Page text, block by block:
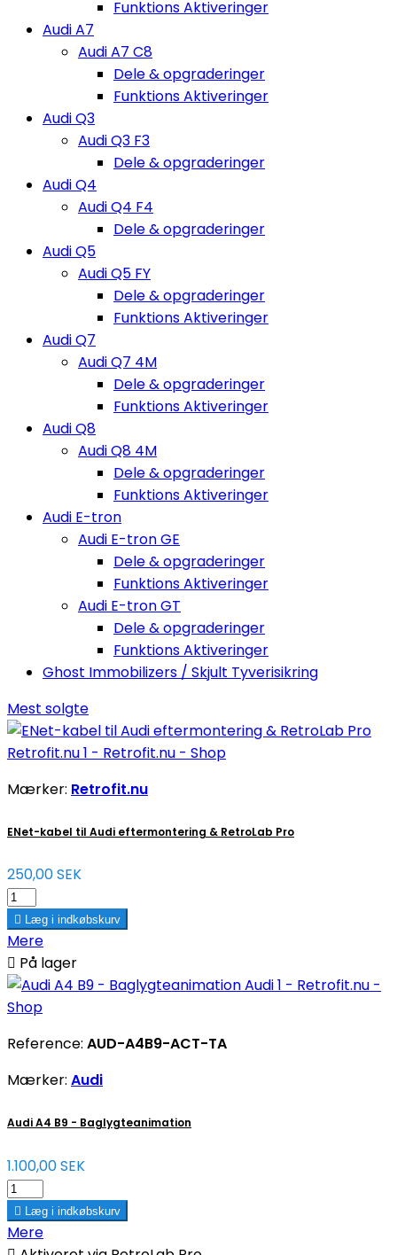
Funktions Aktiveringer
Audi A7
Audi A7 C8
Dele & opgraderinger
Funktions Aktiveringer
Audi Q3
Audi Q3 F3
Dele & opgraderinger
Audi Q4
Audi Q4 F4
Dele & opgraderinger
Audi Q5
Audi Q5 FY
Dele & opgraderinger
Funktions Aktiveringer
Audi Q7
Audi Q7 4M
Dele & opgraderinger
Funktions Aktiveringer
Audi Q8
Audi Q8 4M
Dele & opgraderinger
Funktions Aktiveringer
Audi E-tron
Audi E-tron GE
Dele & opgraderinger
Funktions Aktiveringer
Audi E-tron GT
Dele & opgraderinger
Funktions Aktiveringer
Ghost Immobilizers / Skjult Tyverisikring
Mest solgte
Mærker: Retrofit.nu
ENet-kabel til Audi eftermontering & RetroLab Pro
250,00 SEK
 Læg i indkøbskurv
Mere
 På lager
Reference: AUD-A4B9-ACT-TA
Mærker: Audi
Audi A4 B9 - Baglygteanimation
1.100,00 SEK
 Læg i indkøbskurv
Mere